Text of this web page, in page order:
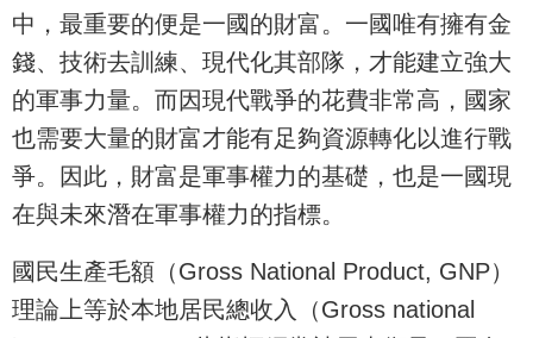
中，最重要的便是一國的財富。一國唯有擁有金
錢、技術去訓練、現代化其部隊，才能建立強大
的軍事力量。而因現代戰爭的花費非常高，國家
也需要大量的財富才能有足夠資源轉化以進行戰
爭。因此，財富是軍事權力的基礎，也是一國現
在與未來潛在軍事權力的指標。
國民生產毛額（Gross National Product, GNP）
理論上等於本地居民總收入（Gross national